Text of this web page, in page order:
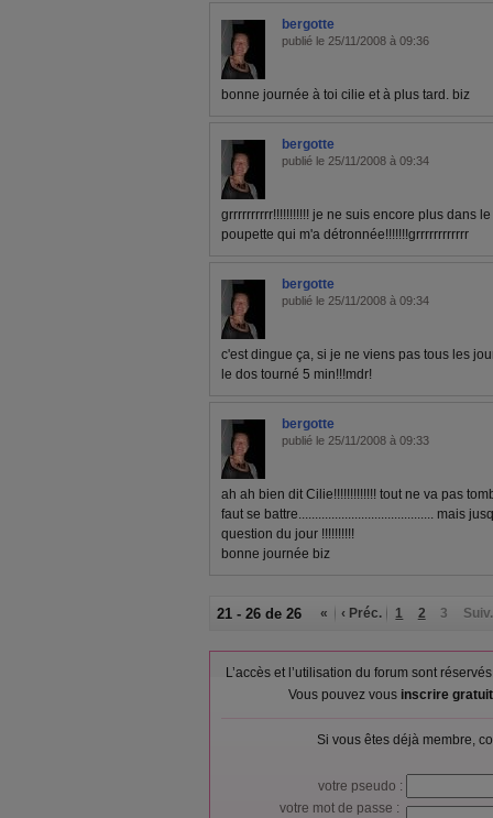
bergotte
publié le 25/11/2008 à 09:36
bonne journée à toi cilie et à plus tard. biz
bergotte
publié le 25/11/2008 à 09:34
grrrrrrrrrr!!!!!!!!!!! je ne suis encore plus dans
poupette qui m'a détronnée!!!!!!!grrrrrrrrrrrr
bergotte
publié le 25/11/2008 à 09:34
c'est dingue ça, si je ne viens pas tous les
le dos tourné 5 min!!!mdr!
bergotte
publié le 25/11/2008 à 09:33
ah ah bien dit Cilie!!!!!!!!!!!!! tout ne va pas
faut se battre......................................... mais
question du jour !!!!!!!!!!
bonne journée biz
21 - 26 de 26 « ‹ Préc. 1 2 3 Suiv.
L’accès et l’utilisation du forum sont
Vous pouvez vous inscrire
Si vous êtes déjà membre,
votre pseudo :
votre mot de passe :